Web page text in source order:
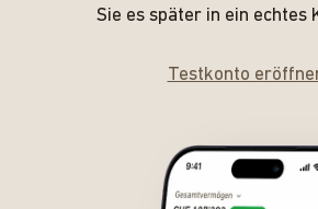
Sie es später in ein echtes
Testkonto